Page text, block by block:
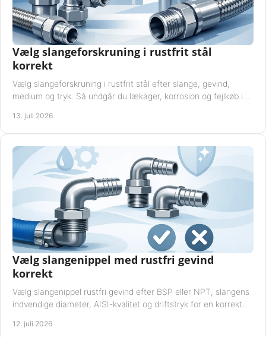
Vælg slangeforskruning i rustfrit stål
korrekt
Vælg slangeforskruning i rustfrit stål efter slange, gevind,
medium og tryk. Så undgår du lækager, korrosion og fejlkøb i
13. juli 2026
Vælg slangenippel med rustfri gevind
korrekt
Vælg slangenippel rustfri gevind efter BSP eller NPT, slangens
indvendige diameter, AISI-kvalitet og driftstryk for en korrekt
12. juli 2026